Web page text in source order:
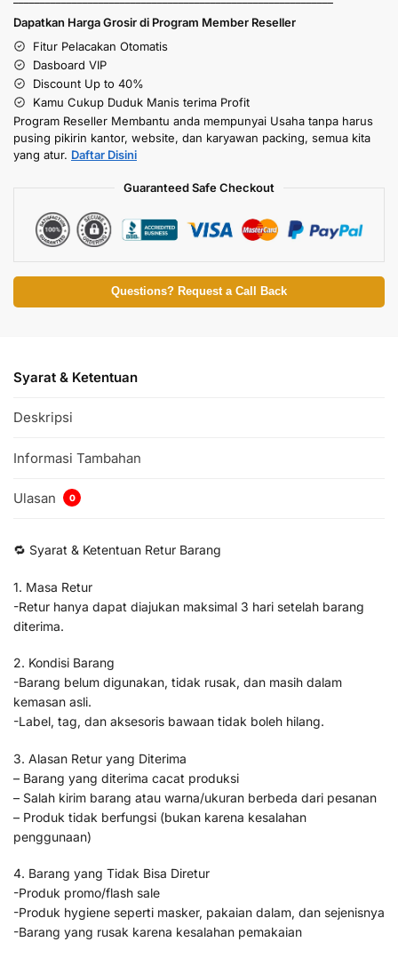
Dapatkan Harga Grosir di Program Member Reseller
Fitur Pelacakan Otomatis
Dasboard VIP
Discount Up to 40%
Kamu Cukup Duduk Manis terima Profit
Program Reseller Membantu anda mempunyai Usaha tanpa harus
pusing pikirin kantor, website, dan karyawan packing, semua kita
yang atur. Daftar Disini
Guaranteed Safe Checkout
Questions? Request a Call Back
Syarat & Ketentuan
Deskripsi
Informasi Tambahan
Ulasan 0
🔁 Syarat & Ketentuan Retur Barang
1. Masa Retur
-Retur hanya dapat diajukan maksimal 3 hari setelah barang
diterima.
2. Kondisi Barang
-Barang belum digunakan, tidak rusak, dan masih dalam
kemasan asli.
-Label, tag, dan aksesoris bawaan tidak boleh hilang.
3. Alasan Retur yang Diterima
– Barang yang diterima cacat produksi
– Salah kirim barang atau warna/ukuran berbeda dari pesanan
– Produk tidak berfungsi (bukan karena kesalahan
penggunaan)
4. Barang yang Tidak Bisa Diretur
-Produk promo/flash sale
-Produk hygiene seperti masker, pakaian dalam, dan sejenisnya
-Barang yang rusak karena kesalahan pemakaian